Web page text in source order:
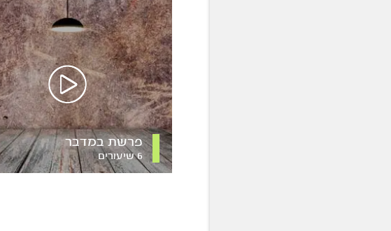
פרשת במדבר
6 שיעורים